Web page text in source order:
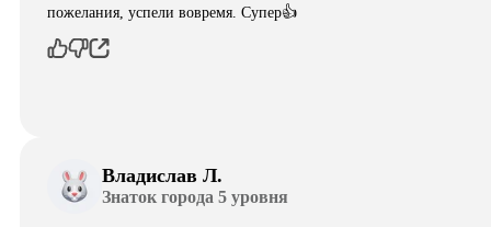
пожелания, успели вовремя. Супер👍
Владислав Л.
Знаток города 5 уровня